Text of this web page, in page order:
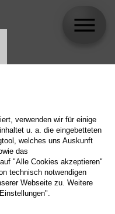
verwenden wir für einige
u. a. die eingebetteten
welches uns Auskunft
das
"Alle Cookies akzeptieren"
technisch notwendigen
Webseite zu. Weitere